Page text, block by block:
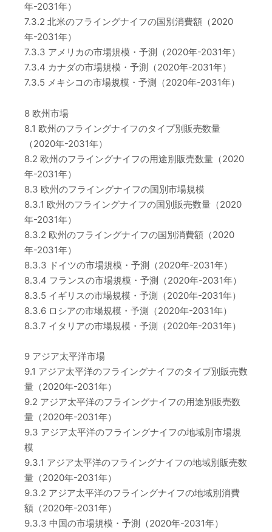
年-2031年）
7.3.2 北米のフライングナイフの国別消費額（2020
年-2031年）
7.3.3 アメリカの市場規模・予測（2020年-2031年）
7.3.4 カナダの市場規模・予測（2020年-2031年）
7.3.5 メキシコの市場規模・予測（2020年-2031年）
8 欧州市場
8.1 欧州のフライングナイフのタイプ別販売数量
（2020年-2031年）
8.2 欧州のフライングナイフの用途別販売数量（2020
年-2031年）
8.3 欧州のフライングナイフの国別市場規模
8.3.1 欧州のフライングナイフの国別販売数量（2020
年-2031年）
8.3.2 欧州のフライングナイフの国別消費額（2020
年-2031年）
8.3.3 ドイツの市場規模・予測（2020年-2031年）
8.3.4 フランスの市場規模・予測（2020年-2031年）
8.3.5 イギリスの市場規模・予測（2020年-2031年）
8.3.6 ロシアの市場規模・予測（2020年-2031年）
8.3.7 イタリアの市場規模・予測（2020年-2031年）
9 アジア太平洋市場
9.1 アジア太平洋のフライングナイフのタイプ別販売数
量（2020年-2031年）
9.2 アジア太平洋のフライングナイフの用途別販売数
量（2020年-2031年）
9.3 アジア太平洋のフライングナイフの地域別市場規
模
9.3.1 アジア太平洋のフライングナイフの地域別販売数
量（2020年-2031年）
9.3.2 アジア太平洋のフライングナイフの地域別消費
額（2020年-2031年）
9.3.3 中国の市場規模・予測（2020年-2031年）